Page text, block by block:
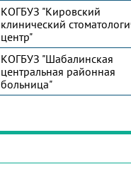
КОГБУЗ "Кировский
клинический
центр"
КОГБУЗ "Шабалинская
центральная районная
больница"